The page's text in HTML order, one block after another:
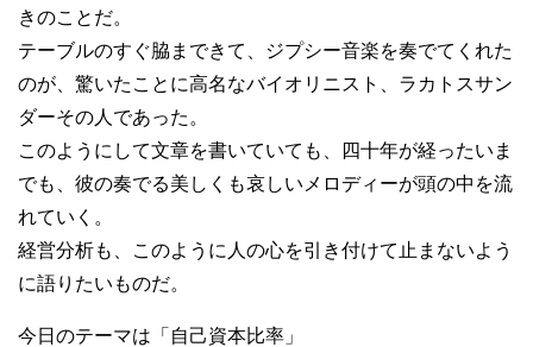
きのことだ。
テーブルのすぐ脇まできて、ジプシー音楽を奏でてくれた
のが、驚いたことに高名なバイオリニスト、ラカトスサン
ダーその人であった。
このようにして文章を書いていても、四十年が経ったいま
でも、彼の奏でる美しくも哀しいメロディーが頭の中を流
れていく。
経営分析も、このように人の心を引き付けて止まないよう
に語りたいものだ。
今日のテーマは「自己資本比率」